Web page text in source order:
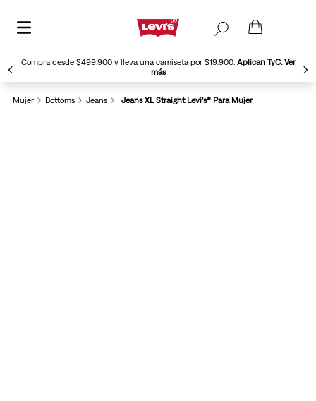
Compra desde $499.900 y lleva una camiseta por $19.900. Aplican TyC. Ver
más
Mujer Bottoms Jeans Jeans XL Straight Levi’s® Para Mujer